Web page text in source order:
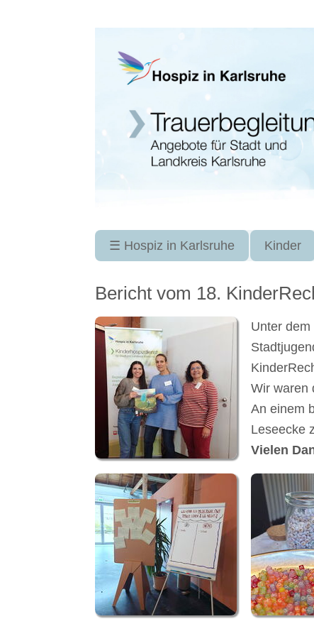
Navigation
überspringen
☰ Hospiz in Karlsruhe Kinder
Bericht vom 18.
Unter dem
Wir waren
An einem
Leseecke
Vielen